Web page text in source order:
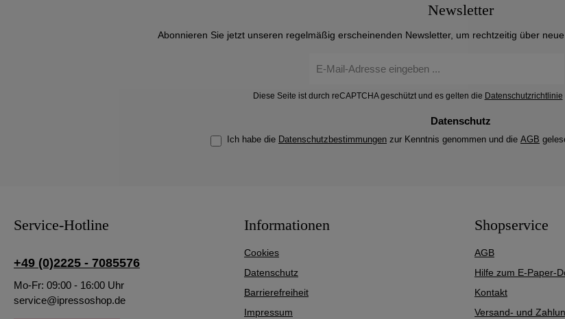
Newsletter
Abonnieren Sie jetzt unseren regelmäßig erscheinenden Newsletter, um rechtzeitig über
Mail-
Diese Seite ist durch reCAPTCHA geschützt und es gelten die Datenschutzrichtlinie
Datenschutz
Ich habe die Datenschutzbestimmungen zur Kenntnis genommen und die AGB
Service-Hotline
+49 (0)2225 - 7085576
Mo-Fr: 09:00 - 16:00 Uhr
service@ipressoshop.de
Informationen
Cookies
Datenschutz
Barrierefreiheit
Impressum
Shopservice
AGB
Hilfe zum E-Paper-
Kontakt
Versand- und